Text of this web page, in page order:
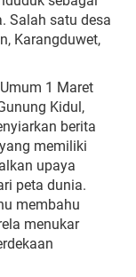
Salah satu desa
Karangduwet,
1 Maret
Kidul,
berita
memiliki
upaya
peta dunia.
membahu
menukar